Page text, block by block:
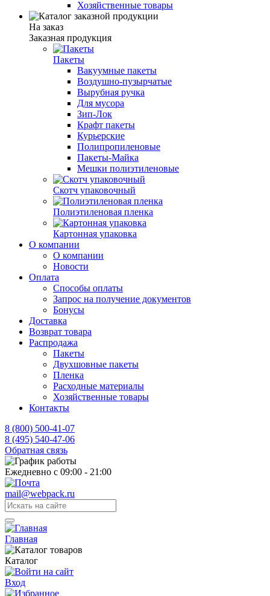
Хозяйственные товары
На заказ
Заказная продукция
Пакеты
Вакуумные пакеты
Воздушно-пузырчатые
Вырубная ручка
Для мусора
Зип-Лок
Крафт пакеты
Курьерские
Полипропиленовые
Пакеты-Майка
Мешки полиэтиленовые
Скотч упаковочный
Полиэтиленовая пленка
Картонная упаковка
О компании
О компании
Новости
Оплата
Способы оплаты
Запрос на получение документов
Бонусы
Доставка
Возврат товара
Распродажа
Пакеты
Двухшовные пакеты
Пленка
Расходные материалы
Хозяйственные товары
Контакты
8 (800) 500-41-07
8 (495) 540-47-06
Обратная связь
Ежедневно с 09:00 - 21:00
mail@webpack.ru
Главная
Каталог
Вход